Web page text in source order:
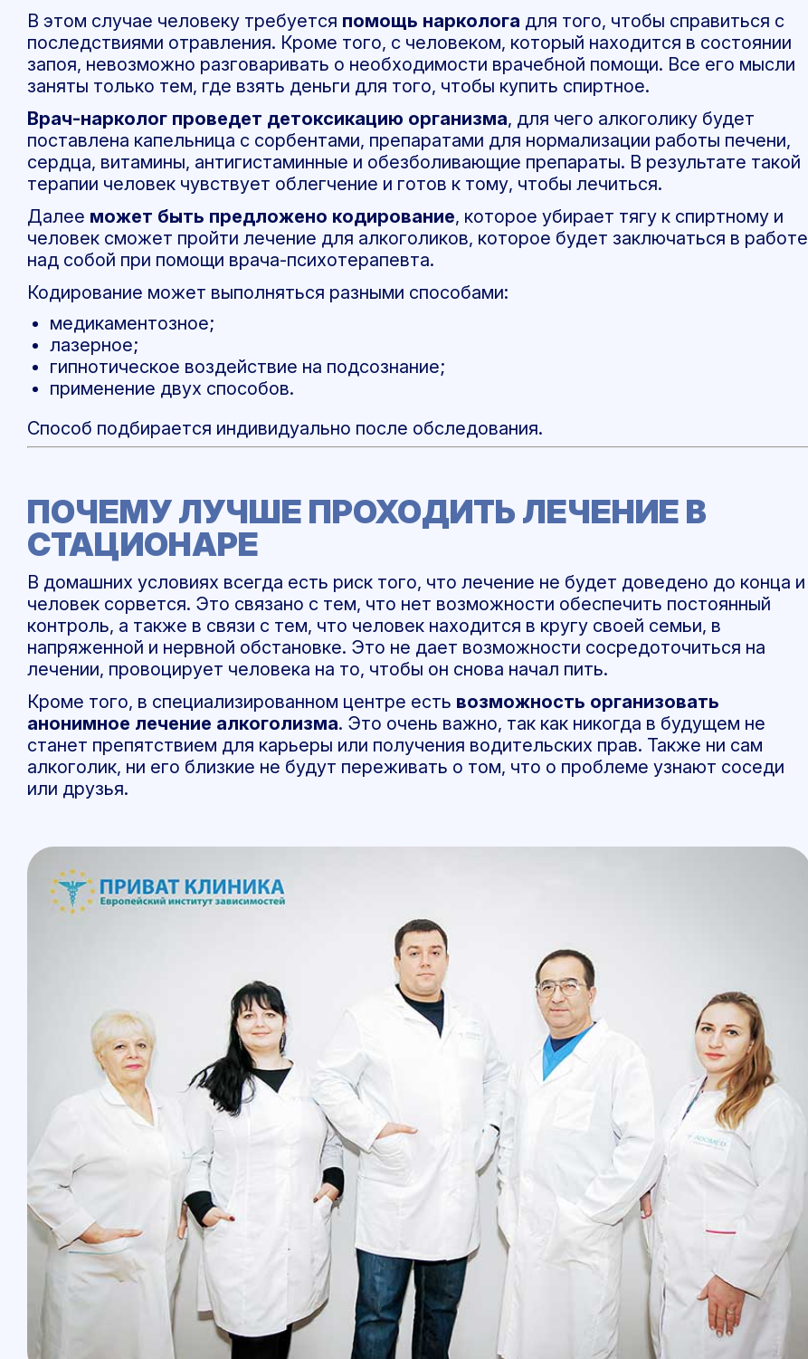
В этом случае человеку требуется помощь нарколога для того, чтобы справиться с
последствиями отравления. Кроме того, с человеком, который находится в состоянии
запоя, невозможно разговаривать о необходимости врачебной помощи. Все его мысли
заняты только тем, где взять деньги для того, чтобы купить спиртное.
Врач-нарколог проведет детоксикацию организма, для чего алкоголику будет
поставлена капельница с сорбентами, препаратами для нормализации работы печени,
сердца, витамины, антигистаминные и обезболивающие препараты. В результате такой
терапии человек чувствует облегчение и готов к тому, чтобы лечиться.
Далее может быть предложено кодирование, которое убирает тягу к спиртному и
человек сможет пройти лечение для алкоголиков, которое будет заключаться в работе
над собой при помощи врача-психотерапевта.
Кодирование может выполняться разными способами:
медикаментозное;
лазерное;
гипнотическое воздействие на подсознание;
применение двух способов.
Способ подбирается индивидуально после обследования.
ПОЧЕМУ ЛУЧШЕ ПРОХОДИТЬ ЛЕЧЕНИЕ В
СТАЦИОНАРЕ
В домашних условиях всегда есть риск того, что лечение не будет доведено до конца и
человек сорвется. Это связано с тем, что нет возможности обеспечить постоянный
контроль, а также в связи с тем, что человек находится в кругу своей семьи, в
напряженной и нервной обстановке. Это не дает возможности сосредоточиться на
лечении, провоцирует человека на то, чтобы он снова начал пить.
Кроме того, в специализированном центре есть возможность организовать
анонимное лечение алкоголизма. Это очень важно, так как никогда в будущем не
станет препятствием для карьеры или получения водительских прав. Также ни сам
алкоголик, ни его близкие не будут переживать о том, что о проблеме узнают соседи
или друзья.